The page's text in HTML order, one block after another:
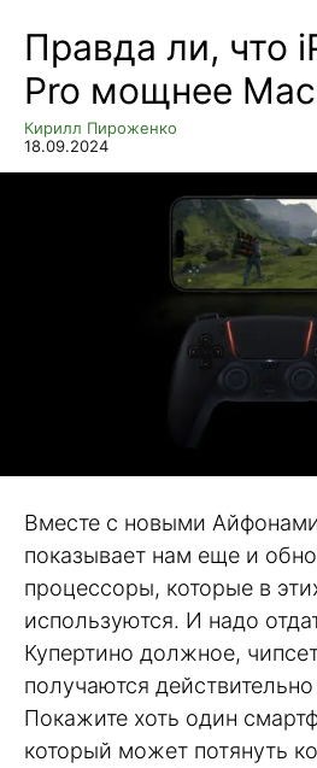
Правда ли, что
Pro мощнее
Кирилл Пироженко
18.09.2024
Вместе с новыми
показывает нам еще и
процессоры, которые в
используются. И надо
Купертино должное,
получаются
Покажите хоть один
который может потянуть